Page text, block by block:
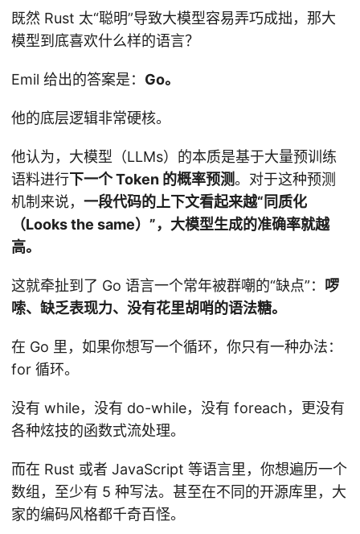
既然 Rust 太“聪明”导致大模型容易弄巧成拙，那大
模型到底喜欢什么样的语言？
Emil 给出的答案是： Go。
他的底层逻辑非常硬核。
他认为，大模型（LLMs）的本质是基于大量预训练
语料进行下一个 Token 的概率预测。对于这种预测
机制来说， 一段代码的上下文看起来越“同质化
（Looks the same）”，大模型生成的准确率就越
高。
这就牵扯到了 Go 语言一个常年被群嘲的“缺点”： 啰
嗦、缺乏表现力、没有花里胡哨的语法糖。
在 Go 里，如果你想写一个循环，你只有一种办法：
for 循环。
没有 while，没有 do-while，没有 foreach，更没有
各种炫技的函数式流处理。
而在 Rust 或者 JavaScript 等语言里，你想遍历一个
数组，至少有 5 种写法。甚至在不同的开源库里，大
家的编码风格都千奇百怪。